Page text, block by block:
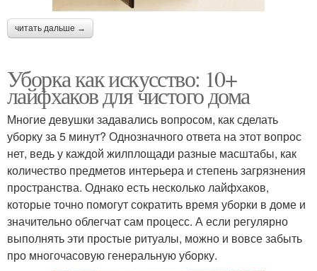
читать дальше →
Уборка как искусство: 10+
лайфхаков для чистого дома
Многие девушки задавались вопросом, как сделать
уборку за 5 минут? Однозначного ответа на этот вопрос
нет, ведь у каждой жилплощади разные масштабы, как
количество предметов интерьера и степень загрязнения
пространства. Однако есть несколько лайфхаков,
которые точно помогут сократить время уборки в доме и
значительно облегчат сам процесс. А если регулярно
выполнять эти простые ритуалы, можно и вовсе забыть
про многочасовую генеральную уборку.